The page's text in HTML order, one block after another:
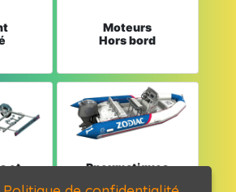
Moteurs
Hors bord
et
Pneumatiques